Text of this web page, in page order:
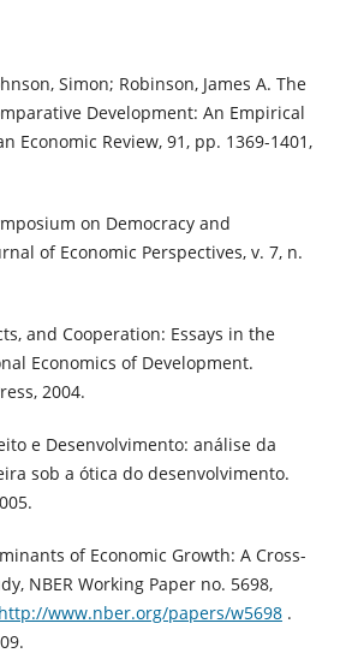
Simon; Robinson, James A. The
Development: An Empirical
Economic Review, 91, pp. 1369-1401,
on Democracy and
of Economic Perspectives, v. 7, n.
and Cooperation: Essays in the
Economics of Development.
2004.
e Desenvolvimento: análise da
sob a ótica do desenvolvimento.
of Economic Growth: A Cross-
NBER Working Paper no. 5698,
http://www.nber.org/papers/w5698.